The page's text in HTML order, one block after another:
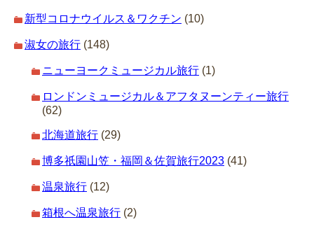
新型コロナウイルス＆ワクチン (10)
淑女の旅行 (148)
ニューヨークミュージカル旅行 (1)
ロンドンミュージカル＆アフタヌーンティー旅行
(62)
北海道旅行 (29)
博多祇園山笠・福岡＆佐賀旅行2023 (41)
温泉旅行 (12)
箱根へ温泉旅行 (2)